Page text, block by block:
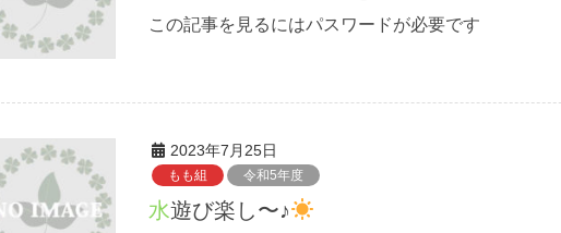
この記事を見るにはパスワードが必要です
2023年7月25日
もも組 令和5年度
水遊び楽し〜♪